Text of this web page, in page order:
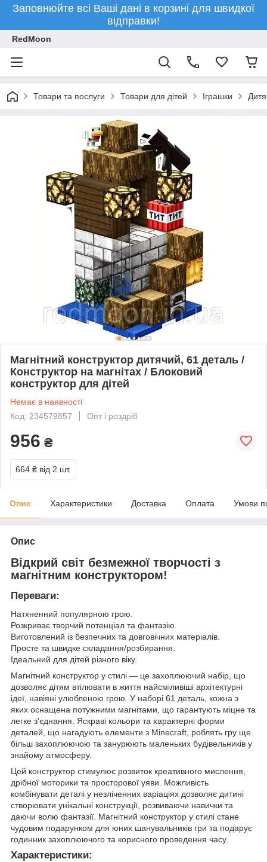
Заповнюйте всі Ваші дані в корзині для швидкої
відправки!
RedMoon
Товари та послуги Товари для дітей Іграшки
Магнітний конструктор дитячий, 61 деталь /
Конструктор на магнітах / Блоковий
конструктор для дітей
Немає в наявності
Код: 234579857
Опт і роздріб
956 ₴
664 ₴ від 2 шт.
Опис Характеристики Доставка Оплата Умови
Опис
Відкрий світ безмежної творчості з
магнітним конструктором!
Переваги:
Натхненний популярною грою.
Розкриває творчий потенціал та фантазію.
Виготовлений із безпечних та довговічних матеріалів.
Просте та швидке складання/розбирання.
Ідеальний для дітей різного віку.
Магнітний конструктор у стилі — це захоплюючий набір, що
дозволяє дітям втілювати в життя найсміливіші архітектурні
ідеї, навіяні улюбленою грою. У наборі 61 деталь, кожна з
яких оснащена потужними магнітами, що гарантують міцне та
легке з'єднання. Яскраві кольори та характерні форми
деталей, що нагадують елементи з Minecraft, роблять гру ще
більш захоплюючою та занурюють маленьких будівельників у
знайому атмосферу.
Цей конструктор стимулює розвиток креативного мислення,
дрібної моторики та просторової уяви. Можливість
комбінувати деталі у незліченних варіаціях дозволяє дитині
створювати унікальні конструкції, розвиваючи навички та
даючи волю фантазії. Магнітний конструктор у стилі стане
чудовим подарунком для юних шанувальників гри та подарує
годинник захоплюючого та корисного проведення часу.
Характеристики: